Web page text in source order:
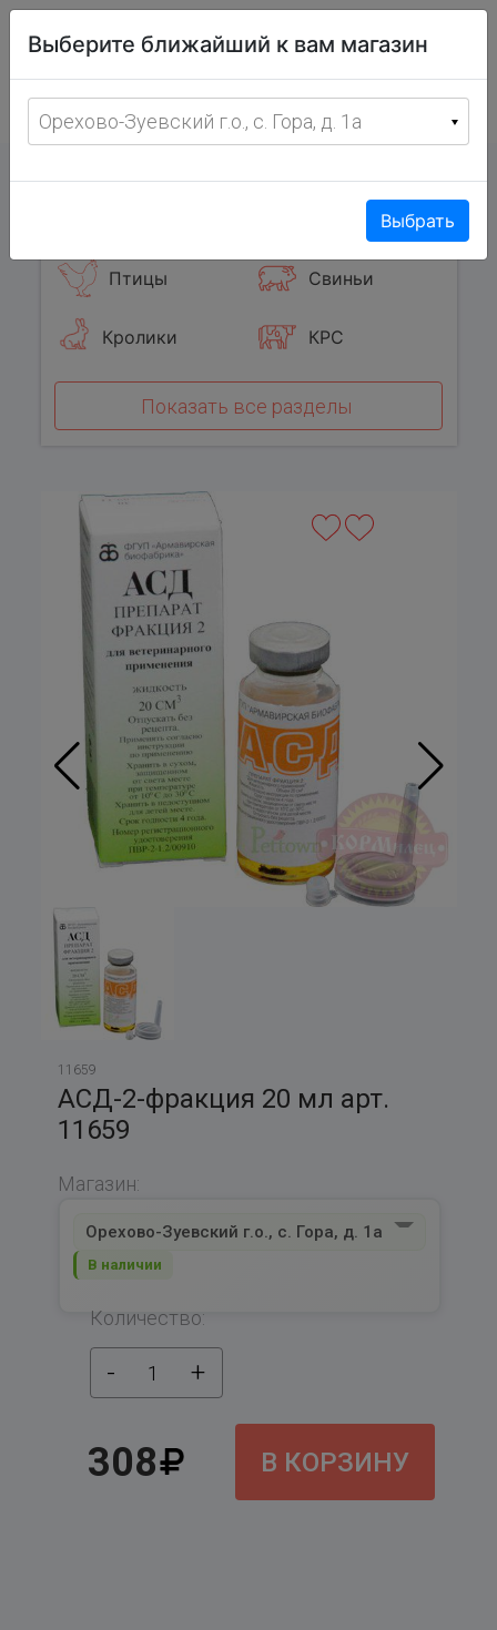
фермерских
товаров
с 8:00 до 19:00 ежедневно
Птицы Свиньи
Кролики КРС
Показать все разделы
11659
АСД-2-фракция 20 мл арт.
11659
Магазин:
Орехово-Зуевский г.о., с. Гора, д. 1а
В наличии
Количество:
- 1 +
308 В КОРЗИНУ
Выберите ближайший к вам магазин
Орехово-Зуевский г.о., с. Гора, д. 1а
Выбрать